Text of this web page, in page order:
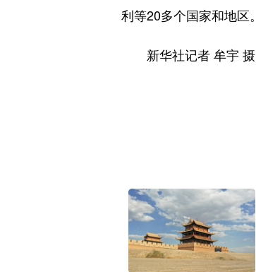
利等20多个国家和地区。
新华社记者 牟宇 摄